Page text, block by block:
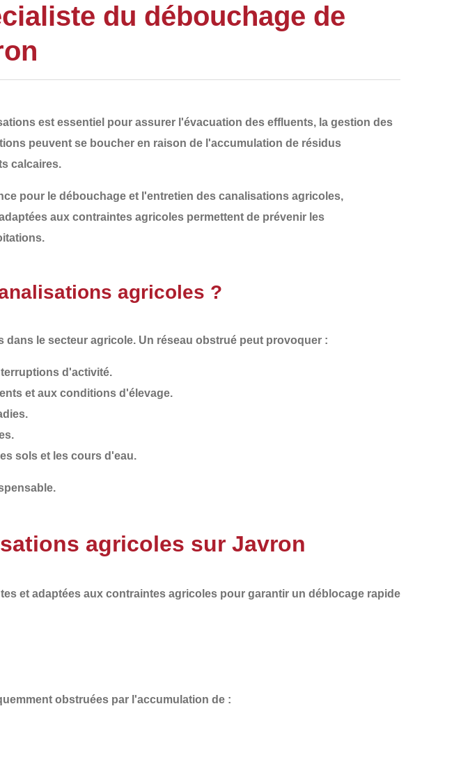
du débouchage de
est essentiel pour assurer l'évacuation des effluents, la gestion des
peuvent se boucher en raison de l'accumulation de résidus
calcaires.
pour le débouchage et l'entretien des canalisations agricoles,
aux contraintes agricoles permettent de prévenir les
agricoles ?
dans le secteur agricole. Un réseau obstrué peut provoquer :
d'activité.
et aux conditions d'élevage.
sols et les cours d'eau.
agricoles sur Javron
et adaptées aux contraintes agricoles pour garantir un déblocage rapide
obstruées par l'accumulation de :